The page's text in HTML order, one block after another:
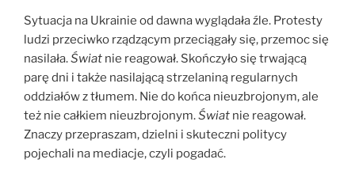
Sytuacja na Ukrainie od dawna wyglądała źle. Protesty
ludzi przeciwko rządzącym przeciągały się, przemoc się
nasilała.Świat nie reagował. Skończyło się trwającą
parę dni i także nasilającą strzelaniną regularnych
oddziałów z tłumem. Nie do końca nieuzbrojonym, ale
też nie całkiem nieuzbrojonym.Świat nie reagował.
Znaczy przepraszam, dzielni i skuteczni politycy
pojechali na mediacje, czyli pogadać.